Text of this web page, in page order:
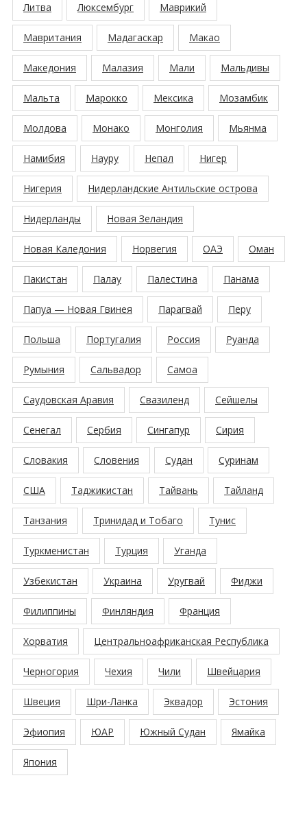
Литва Люксембург Маврикий
Мавритания Мадагаскар Макао
Македония Малазия Мали Мальдивы
Мальта Марокко Мексика Мозамбик
Молдова Монако Монголия Мьянма
Намибия Науру Непал Нигер
Нигерия Нидерландские Антильские острова
Нидерланды Новая Зеландия
Новая Каледония Норвегия ОАЭ Оман
Пакистан Палау Палестина Панама
Папуа — Новая Гвинея Парагвай Перу
Польша Португалия Россия Руанда
Румыния Сальвадор Самоа
Саудовская Аравия Свазиленд Сейшелы
Сенегал Сербия Сингапур Сирия
Словакия Словения Судан Суринам
США Таджикистан Тайвань Тайланд
Танзания Тринидад и Тобаго Тунис
Туркменистан Турция Уганда
Узбекистан Украина Уругвай Фиджи
Филиппины Финляндия Франция
Хорватия Центральноафриканская Республика
Черногория Чехия Чили Швейцария
Швеция Шри-Ланка Эквадор Эстония
Эфиопия ЮАР Южный Судан Ямайка
Япония